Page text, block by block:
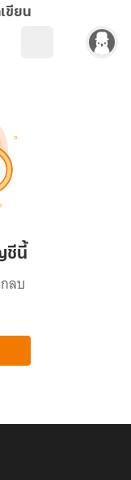
ขียน
ชีนี้
ลบ